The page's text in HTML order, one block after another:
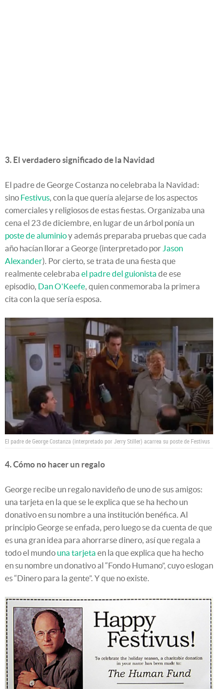
3. El verdadero significado de la Navidad
El padre de George Costanza no celebraba la Navidad:
sino Festivus, con la que quería alejarse de los aspectos
comerciales y religiosos de estas fiestas. Organizaba una
cena el 23 de diciembre, en lugar de un árbol ponía un
poste de aluminioy además preparaba pruebas que cada
año hacían llorar a George (interpretado por Jason
Alexander). Por cierto, se trata de una fiesta que
realmente celebraba el padre del guionista de ese
episodio, Dan O'Keefe, quien conmemoraba la primera
cita con la que sería esposa.
El padre de George Costanza (interpretado por Jerry Stiller) acarrea su poste de Festivus
4. Cómo no hacer un regalo
George recibe un regalo navideño de uno de sus amigos:
una tarjeta en la que se le explica que se ha hecho un
donativo en su nombre a una institución benéfica. Al
principio George se enfada, pero luego se da cuenta de que
es una gran idea para ahorrarse dinero, así que regala a
todo el mundo una tarjeta en la que explica que ha hecho
en su nombre un donativo al “Fondo Humano”, cuyo eslogan
es “Dinero para la gente”. Y que no existe.